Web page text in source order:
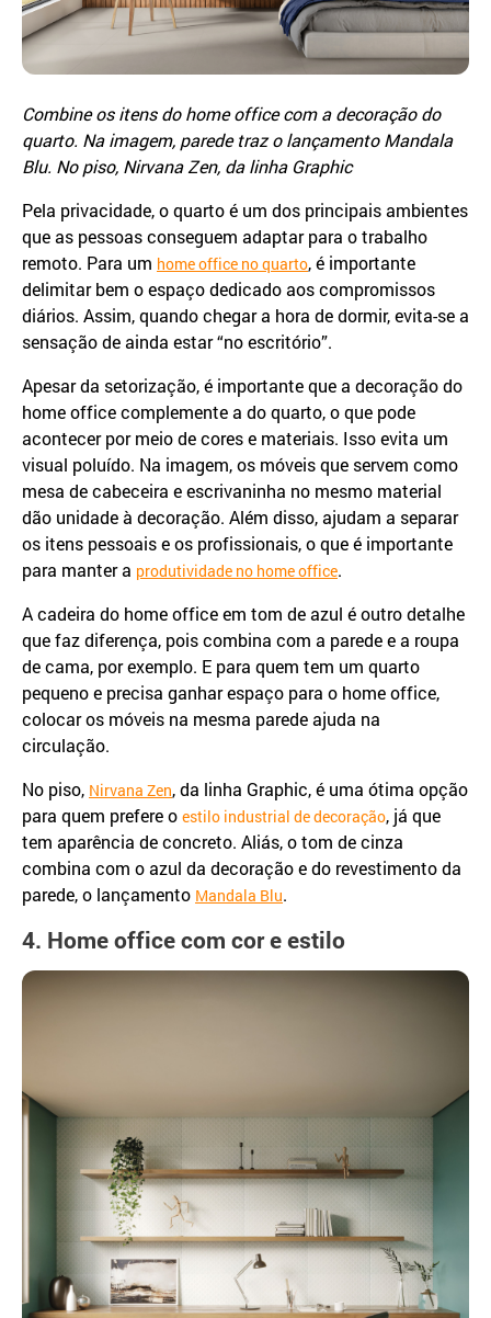
Combine os itens do home office com a decoração do
quarto. Na imagem, parede traz o lançamento Mandala
Blu. No piso, Nirvana Zen, da linha Graphic
Pela privacidade, o quarto é um dos principais ambientes
que as pessoas conseguem adaptar para o trabalho
remoto. Para um home office no quarto, é importante
delimitar bem o espaço dedicado aos compromissos
diários. Assim, quando chegar a hora de dormir, evita-se a
sensação de ainda estar “no escritório”.
Apesar da setorização, é importante que a decoração do
home office complemente a do quarto, o que pode
acontecer por meio de cores e materiais. Isso evita um
visual poluído. Na imagem, os móveis que servem como
mesa de cabeceira e escrivaninha no mesmo material
dão unidade à decoração. Além disso, ajudam a separar
os itens pessoais e os profissionais, o que é importante
para manter a produtividade no home office.
A cadeira do home office em tom de azul é outro detalhe
que faz diferença, pois combina com a parede e a roupa
de cama, por exemplo. E para quem tem um quarto
pequeno e precisa ganhar espaço para o home office,
colocar os móveis na mesma parede ajuda na
circulação.
No piso, Nirvana Zen, da linha Graphic, é uma ótima opção
para quem prefere o estilo industrial de decoração, já que
tem aparência de concreto. Aliás, o tom de cinza
combina com o azul da decoração e do revestimento da
parede, o lançamento Mandala Blu.
4. Home office com cor e estilo